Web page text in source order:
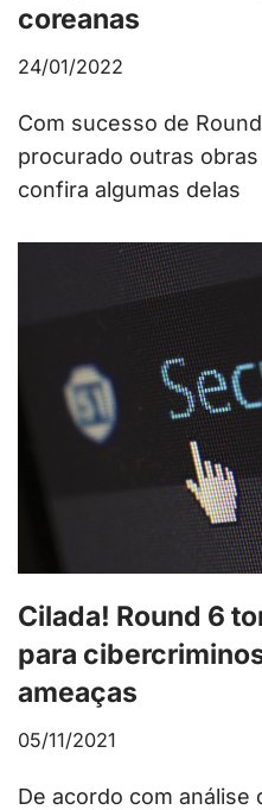
coreanas
24/01/2022
Com sucesso de
procurado outras
confira algumas delas
Cilada! Round 6
para
ameaças
05/11/2021
De acordo com análise